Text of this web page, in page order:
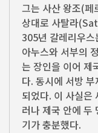
그는 사산 왕조(
상대로 사탈라
305년 갈레리우스
아누스와 서부의
는 장인을 이어
다. 동시에 서방
되었다. 이 사실은
러나 제국 안에 두
기가 충분했다.